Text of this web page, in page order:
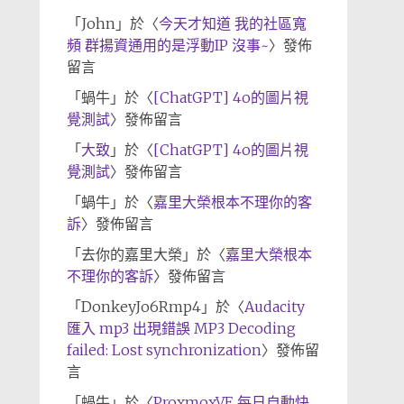
「 John」於〈今天才知道 我的社區寬
頻 群揚資通用的是浮動IP 沒事~〉發佈
留言
「 蝸牛」於〈[ChatGPT] 4o的圖片視
覺測試〉發佈留言
「 大致 」於〈[ChatGPT] 4o的圖片視
覺測試〉發佈留言
「 蝸牛」於〈嘉里大榮根本不理你的客
訴〉發佈留言
「 去你的嘉里大榮 」於〈嘉里大榮根本
不理你的客訴〉發佈留言
「 DonkeyJo6Rmp4」於〈Audacity
匯入 mp3 出現錯誤 MP3 Decoding
failed: Lost synchronization〉發佈留
言